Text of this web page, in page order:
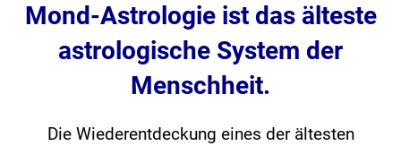
Mond-Astrologie ist das älteste
astrologische System der
Menschheit.
Die Wiederentdeckung eines der ältesten